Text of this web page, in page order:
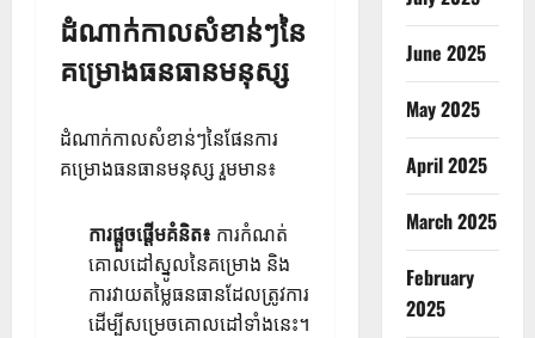
ដំណាក់កាលសំខាន់ៗនៃ
គម្រោងធនធានមនុស្ស
ដំណាក់កាលសំខាន់ៗនៃផែនការ
គម្រោងធនធានមនុស្ស រួមមាន៖
ការផ្តួចផ្តើមគំនិត៖ ការកំណត់
គោលដៅស្នូលនៃគម្រោង និង
ការវាយតម្លៃធនធានដែលត្រូវការ
ដើម្បីសម្រេចគោលដៅទាំងនេះ។
June 2025
May 2025
April 2025
March 2025
February
2025